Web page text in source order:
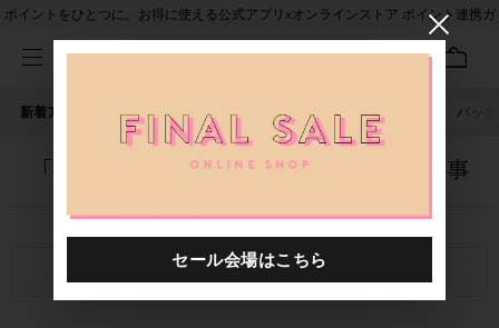
ポイントをひとつに。お得に使える公式アプリ×オンラインストア ポイント連携ガ
新着アイテム 人気ワード セール 40th限定 バッグ
「4132901.2610002.0004」に関する記事
関連キーワード